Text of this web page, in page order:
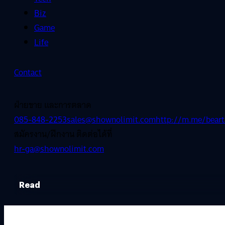
Biz
Game
Life
Contact
ฝ่ายขาย และการตลาด
085-848-2253sales@shownolimit.comhttp://m.me/
สมัครงาน/ฝึกงาน ติดต่อได้ที่
hr-ga@shownolimit.com
Read